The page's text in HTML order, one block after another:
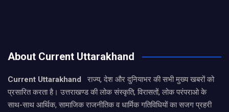
About Current Uttarakhand
Current Uttarakhand
राज्य, देश और दुनियाभर की सभी मुख्य खबरों को
प्रसारित करता है। उत्तराखण्ड की लोक संस्कृति, विरासतों, लोक परंपराओ के
साथ-साथ आर्थिक, सामाजिक राजनीतिक व धार्मिक गतिविधियों का सजग प्रहरी